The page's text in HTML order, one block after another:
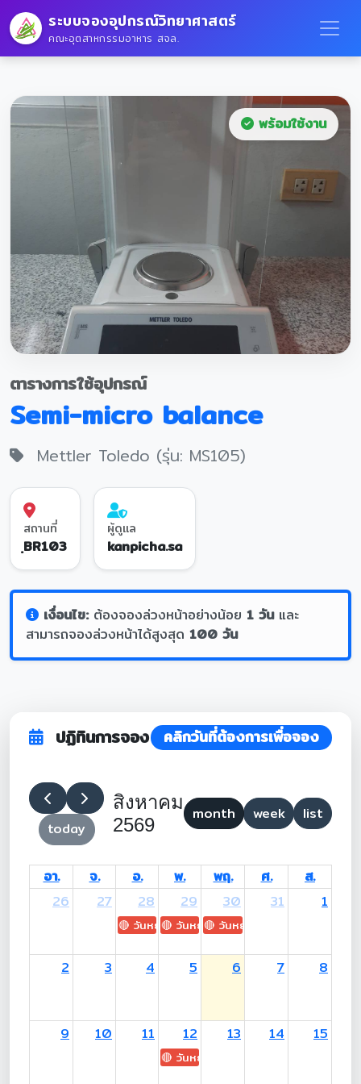
ระบบจองอุปกรณ์วิทยาศาสตร์
คณะอุตสาหกรรมอาหาร สจล.
พร้อมใช้งาน
ตารางการใช้อุปกรณ์
Semi-micro balance
Mettler Toledo (รุ่น: MS105)
สถานที่
ฺBR103
ผู้ดูแล
kanpicha.sa
เงื่อนไข:ต้องจองล่วงหน้าอย่างน้อย 1 วันและ
สามารถจองล่วงหน้าได้สูงสุด 100 วัน
ปฏิทินการจอง คลิกวันที่ต้องการเพื่อจอง
today
สิงหาคม
2569
month week list
อา. จ. อ. พ. พฤ. ศ.
ส.
26
27 28
🔴 วันหยุด: H.M. King Maha Vajiralongkorn's
29
🔴 วันหยุด: Asanha Bucha Day
30
🔴 วันหยุด: Buddhist Lent
31 1
2 3 4 5 6 7 8
9 10 11 12
🔴 วันหยุด: H.M. Queen Sirikit The
13 14 15